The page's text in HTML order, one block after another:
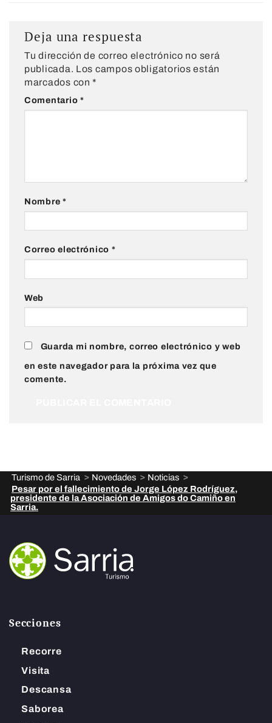
Deja una respuesta
Tu dirección de correo electrónico no será
publicada. Los campos obligatorios están
marcados con *
Comentario*
Nombre*
Correo electrónico *
Web
Guarda mi nombre, correo electrónico y web
en este navegador para la próxima vez que
comente.
Turismo de Sarria > Novedades > Noticias >
Pesar por el fallecimiento de Jorge López Rodríguez,
presidente de la Asociación de Amigos do Camiño en
Sarria.
Secciones
Recorre
Visita
Descansa
Saborea